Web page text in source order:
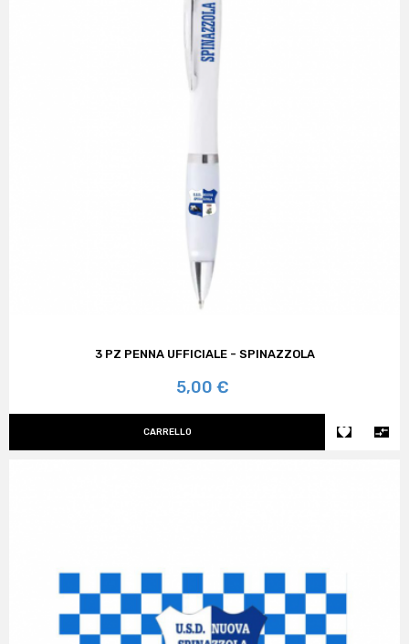
3 PZ PENNA UFFICIALE - SPINAZZOLA
Prezzo
5,00 €
CARRELLO  